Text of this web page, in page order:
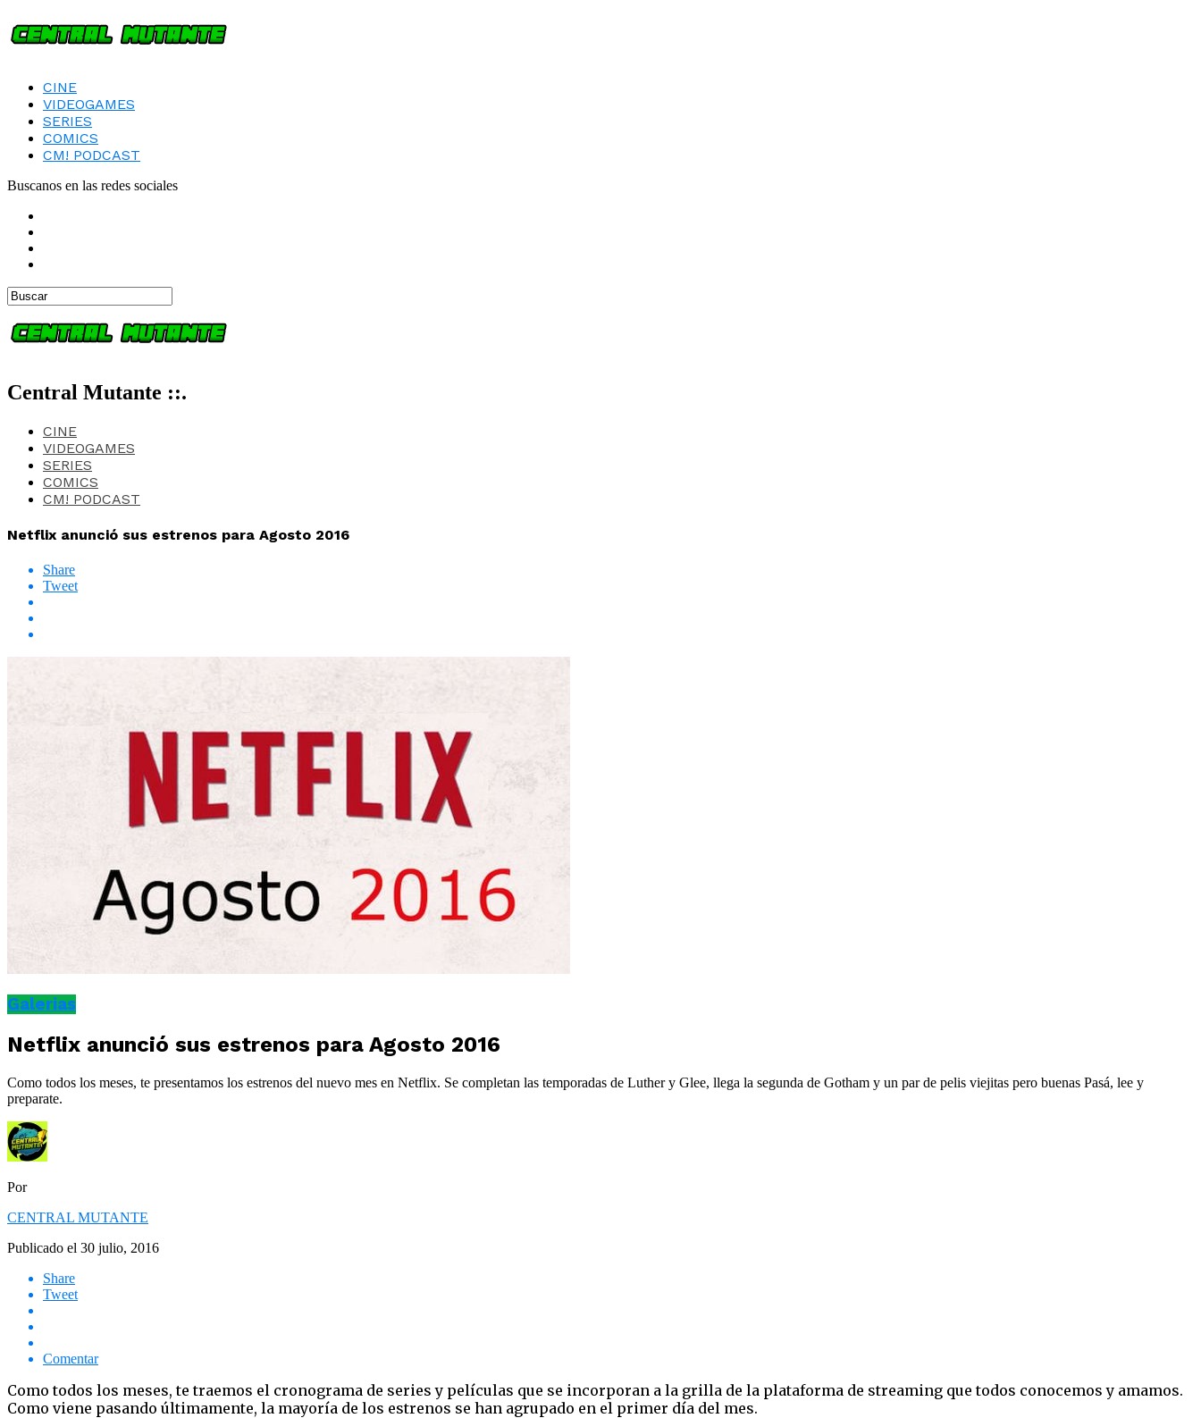
CINE
VIDEOGAMES
SERIES
COMICS
CM! PODCAST
Buscanos en las redes sociales
Central Mutante ::.
CINE
VIDEOGAMES
SERIES
COMICS
CM! PODCAST
Netflix anunció sus estrenos para Agosto 2016
Share
Tweet
Galerias
Netflix anunció sus estrenos para Agosto 2016
Como todos los meses, te presentamos los estrenos del nuevo mes en Netflix. Se completan las temporadas de Luther y Glee, llega la segunda de Gotham y un par de pelis viejitas pero buenas Pasá, lee y
preparate.
Por
CENTRAL MUTANTE
Publicado el 30 julio, 2016
Share
Tweet
Comentar
Como todos los meses, te traemos el cronograma de series y películas que se incorporan a la grilla de la plataforma de streaming que todos conocemos y amamos.
Como viene pasando últimamente, la mayoría de los estrenos se han agrupado en el primer día del mes.